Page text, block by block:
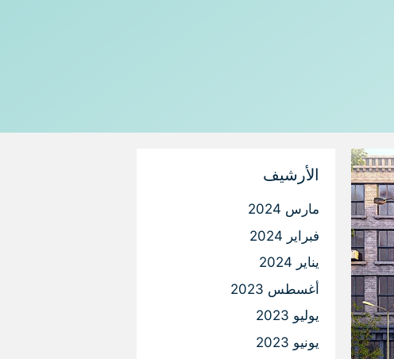
الأرشيف
مارس 2024
فبراير 2024
يناير 2024
أغسطس 2023
يوليو 2023
يونيو 2023